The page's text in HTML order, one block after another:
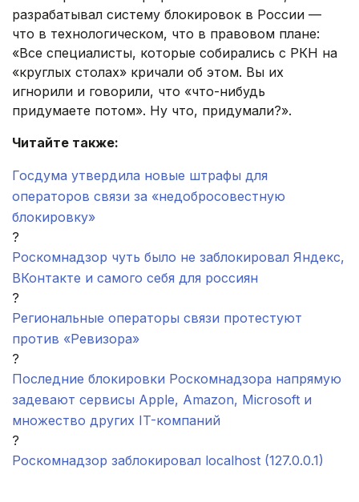
разрабатывал систему блокировок в России —
что в технологическом, что в правовом плане:
«Все специалисты, которые собирались с РКН на
«круглых столах» кричали об этом. Вы их
игнорили и говорили, что «что-нибудь
придумаете потом». Ну что, придумали?».
Читайте также:
Госдума утвердила новые штрафы для
операторов связи за «недобросовестную
блокировку»
?
Роскомнадзор чуть было не заблокировал Яндекс,
ВКонтакте и самого себя для россиян
?
Региональные операторы связи протестуют
против «Ревизора»
?
Последние блокировки Роскомнадзора напрямую
задевают сервисы Apple, Amazon, Microsoft и
множество других IT-компаний
?
Роскомнадзор заблокировал localhost (127.0.0.1)